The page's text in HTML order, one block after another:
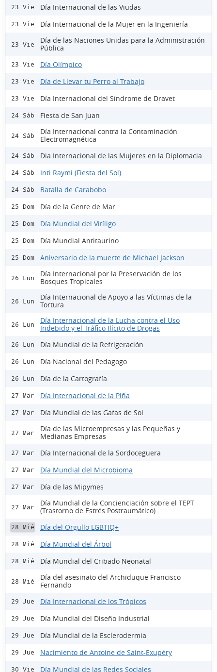
23 Vie Día Internacional de las Viudas
23 Vie Día Internacional de la Mujer en la Ingeniería
23 Vie
Día de las Naciones Unidas para la Administración
Pública
23 Vie Día Olímpico
23 Vie Día de Llevar tu Perro al Trabajo
23 Vie Día Internacional del Síndrome de Dravet
24 Sáb Fiesta de San Juan
24 Sáb
Día Internacional contra la Contaminación
Electromagnética
24 Sáb Dia Internacional de las Mujeres en la Diplomacia
24 Sáb Inti Raymi (Fiesta del Sol)
24 Sáb Batalla de Carabobo
25 Dom Día de la Gente de Mar
25 Dom Día Mundial del Vitíligo
25 Dom Día Mundial Antitaurino
25 Dom Aniversario de la muerte de Michael Jackson
26 Lun
Día Internacional por la Preservación de los
Bosques Tropicales
26 Lun
Día Internacional de Apoyo a las Víctimas de la
Tortura
26 Lun
Día Internacional de la Lucha contra el Uso
Indebido y el Tráfico Ilícito de Drogas
26 Lun Día Mundial de la Refrigeración
26 Lun Día Nacional del Pedagogo
26 Lun Día de la Cartografía
27 Mar Día Internacional de la Piña
27 Mar Día Mundial de las Gafas de Sol
27 Mar
Día de las Microempresas y las Pequeñas y
Medianas Empresas
27 Mar Día Internacional de la Sordoceguera
27 Mar Día Mundial del Microbioma
27 Mar Día de las Mipymes
27 Mar
Día Mundial de la Concienciación sobre el TEPT
(Trastorno de Estrés Postraumático)
28 Mié Día del Orgullo LGBTIQ+
28 Mié Día Mundial del Árbol
28 Mié Día Mundial del Cribado Neonatal
28 Mié
Día del asesinato del Archiduque Francisco
Fernando
29 Jue Día Internacional de los Trópicos
29 Jue Día Mundial del Diseño Industrial
29 Jue Día Mundial de la Esclerodermia
29 Jue Nacimiento de Antoine de Saint-Exupéry
30 Vie Día Mundial de las Redes Sociales